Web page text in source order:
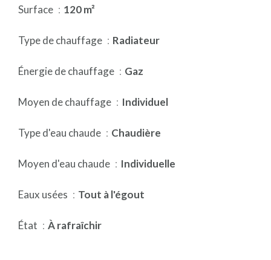
Surface 120 m²
Type de chauffage Radiateur
Énergie de chauffage Gaz
Moyen de chauffage Individuel
Type d'eau chaude Chaudière
Moyen d'eau chaude Individuelle
Eaux usées Tout à l'égout
État À rafraîchir